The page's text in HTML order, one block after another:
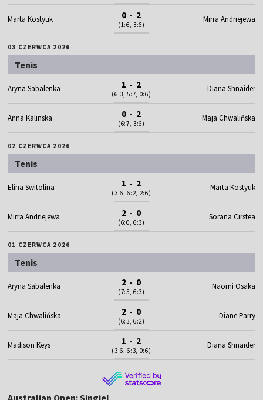
Marta Kostyuk 0 - 2
(1:6, 3:6)
Mirra Andriejewa
03 CZERWCA 2026
Tenis
Aryna Sabalenka 1 - 2
(6:3, 5:7, 0:6)
Diana Shnaider
Anna Kalinska 0 - 2
(6:7, 3:6)
Maja Chwalińska
02 CZERWCA 2026
Tenis
Elina Switolina 1 - 2
(3:6, 6:2, 2:6)
Marta Kostyuk
Mirra Andriejewa 2 - 0
(6:0, 6:3)
Sorana Cirstea
01 CZERWCA 2026
Tenis
Aryna Sabalenka 2 - 0
(7:5, 6:3)
Naomi Osaka
Maja Chwalińska 2 - 0
(6:3, 6:2)
Diane Parry
Madison Keys 1 - 2
(3:6, 6:3, 0:6)
Diana Shnaider
Australian Open: Singiel